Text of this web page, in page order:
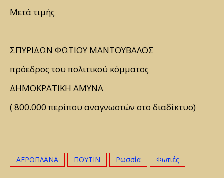
Μετά τιμής
ΣΠΥΡΙΔΩΝ ΦΩΤΙΟΥ ΜΑΝΤΟΥΒΑΛΟΣ
πρόεδρος του πολιτικού κόμματος
ΔΗΜΟΚΡΑΤΙΚΗ ΑΜΥΝΑ
( 800.000 περίπου αναγνωστών στο διαδίκτυο)
ΑΕΡΟΠΛΑΝΑ ΠΟΥΤΙΝ Ρωσσία Φωτιές